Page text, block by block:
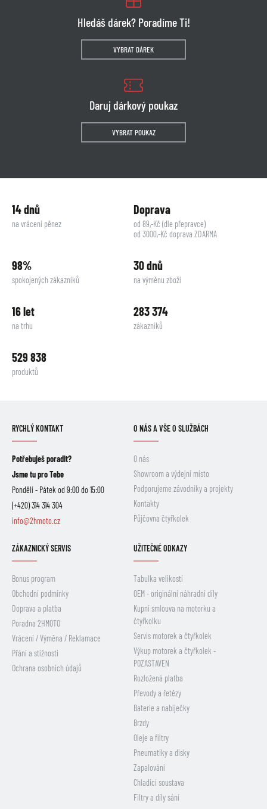
Hledáš dárek? Poradíme Ti!
VYBRAT DÁREK
Daruj dárkový poukaz
VYBRAT POUKAZ
14 dnů
na vrácení pěnez
Doprava
od 89,-Kč (dle přepravce)
od 3000,-Kč doprava ZDARMA
98%
spokojených zákazníků
30 dnů
na výměnu zboží
16 let
na trhu
283 374
zákazníků
529 838
produktů
RYCHLÝ KONTAKT
Potřebuješ poradit?
Jsme tu pro Tebe
Pondělí - Pátek od 9:00 do 15:00
(+420) 314 314 304
info@2hmoto.cz
O NÁS A VŠE O SLUŽBÁCH
O nás
Showroom a výdejní místo
Podporujeme závodníky a projekty
Kontakty
Půjčovna čtyřkolek
ZÁKAZNICKÝ SERVIS
Bonus program
Obchodní podmínky
Doprava a platba
Poradna 2HMOTO
Vrácení / Výměna / Reklamace
Přání a stížnosti
Ochrana osobních údajů
UŽITEČNÉ ODKAZY
Tabulka velikostí
OEM - originální náhradní díly
Kupní smlouva na motorku a
čtyřkolku
Servis motorek a čtyřkolek
Výkup motorek a čtyřkolek -
POZASTAVEN
Rozložená platba
Převody a řetězy
Baterie a nabíječky
Brzdy
Oleje a filtry
Pneumatiky a disky
Zapalování
Chladicí soustava
Filtry a díly sání